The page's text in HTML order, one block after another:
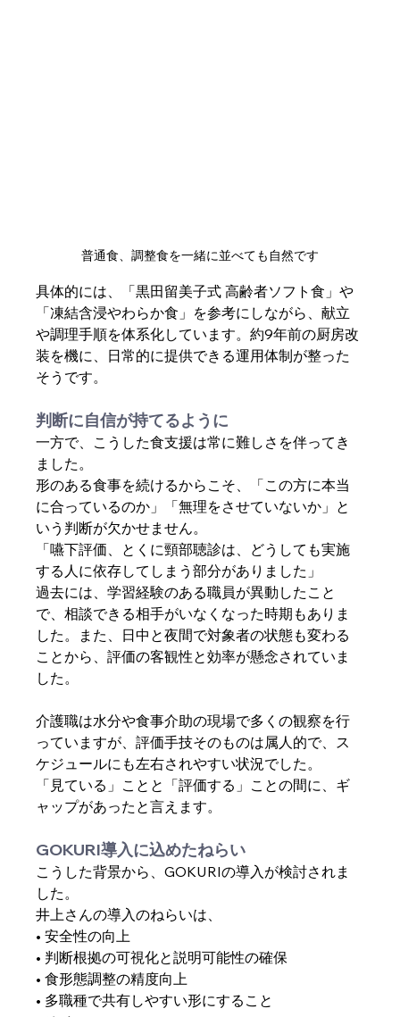
普通食、調整食を一緒に並べても自然です
具体的には、「黒田留美子式 高齢者ソフト食」や
「凍結含浸やわらか食」を参考にしながら、献立
や調理手順を体系化しています。約9年前の厨房改
装を機に、日常的に提供できる運用体制が整った
そうです。
判断に自信が持てるように
一方で、こうした食支援は常に難しさを伴ってき
ました。
形のある食事を続けるからこそ、「この方に本当
に合っているのか」「無理をさせていないか」と
いう判断が欠かせません。
「嚥下評価、とくに頸部聴診は、どうしても実施
する人に依存してしまう部分がありました」
過去には、学習経験のある職員が異動したこと
で、相談できる相手がいなくなった時期もありま
した。また、日中と夜間で対象者の状態も変わる
ことから、評価の客観性と効率が懸念されていま
した。
介護職は水分や食事介助の現場で多くの観察を行
っていますが、評価手技そのものは属人的で、ス
ケジュールにも左右されやすい状況でした。
「見ている」ことと「評価する」ことの間に、ギ
ャップがあったと言えます。
GOKURI導入に込めたねらい
こうした背景から、GOKURIの導入が検討されま
した。
井上さんの導入のねらいは、
• 安全性の向上
• 判断根拠の可視化と説明可能性の確保
• 食形態調整の精度向上
• 多職種で共有しやすい形にすること